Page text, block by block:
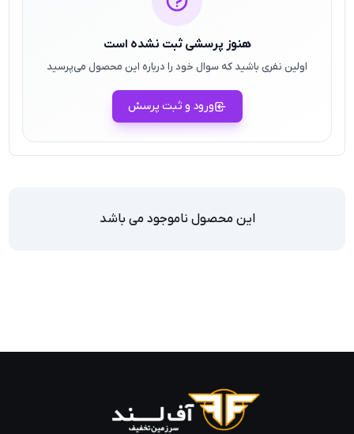
هنوز پرسشی ثبت نشده است
اولین نفری باشید که سوال خود را درباره این محصول می‌پرسید
ورود و ثبت پرسش
این محصول ناموجود می باشد